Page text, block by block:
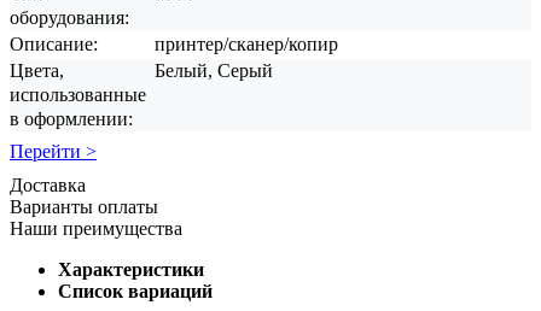
оборудования:
Описание:
принтер/сканер/копир
Цвета,
использованные
в оформлении:
Белый, Серый
Перейти >
Доставка
Варианты оплаты
Наши преимущества
Характеристики
Список вариаций